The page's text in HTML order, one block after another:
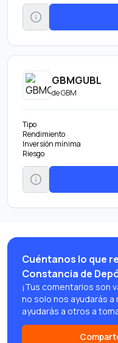
GBMGUBL
deGBM
Tipo
Rendimiento
Inversión mínima
Riesgo
Cuéntanos lo que
Constancia de
¡Tus comentarios son
no solo nos ayudarás
ayudarás a otros a